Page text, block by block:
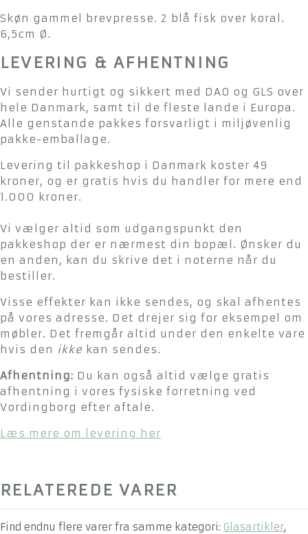
Skøn gammel brevpresse. 2 blå fisk over koral.
6,5cm Ø.
LEVERING & AFHENTNING
Vi sender hurtigt og sikkert med DAO og GLS over
hele Danmark, samt til de fleste lande i Europa.
Alle genstande pakkes forsvarligt i miljøvenlig
pakke-emballage.
Levering til pakkeshop i Danmark koster 49
kroner, og er gratis hvis du handler for mere end
1.000 kroner.
Vi vælger altid som udgangspunkt den
pakkeshop der er nærmest din bopæl. Ønsker du
en anden, kan du skrive det i noterne når du
bestiller.
Visse effekter kan ikke sendes, og skal afhentes
på vores adresse. Det drejer sig for eksempel om
møbler. Det fremgår altid under den enkelte vare
hvis den ikke kan sendes.
Afhentning: Du kan også altid vælge gratis
afhentning i vores fysiske forretning ved
Vordingborg efter aftale.
Læs mere om levering her
RELATEREDE VARER
Find endnu flere varer fra samme kategori: Glasartikler,